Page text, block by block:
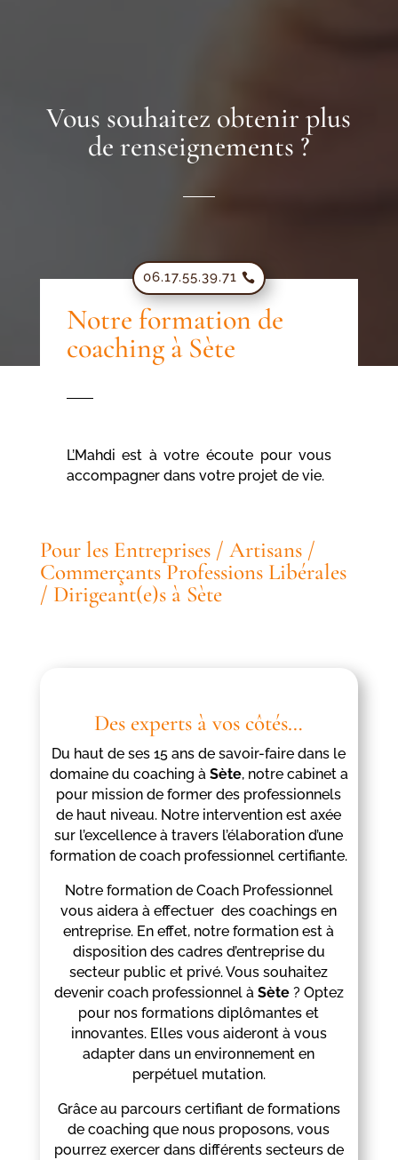
Vous souhaitez obtenir plus
de renseignements ?
06.17.55.39.71
Notre formation de
coaching à Sète
L’Mahdi est à votre écoute pour vous
accompagner dans votre projet de vie.
Pour les Entreprises / Artisans /
Commerçants Professions Libérales
/ Dirigeant(e)s à Sète
Des experts à vos côtés…
Du haut de ses 15 ans de savoir-faire dans le
domaine du coaching à Sète, notre cabinet a
pour mission de former des professionnels
de haut niveau. Notre intervention est axée
sur l’excellence à travers l’élaboration d’une
formation de coach professionnel certifiante.
Notre formation de Coach Professionnel
vous aidera à effectuer des coachings en
entreprise. En effet, notre formation est à
disposition des cadres d’entreprise du
secteur public et privé. Vous souhaitez
devenir coach professionnel à Sète? Optez
pour nos formations diplômantes et
innovantes. Elles vous aideront à vous
adapter dans un environnement en
perpétuel mutation.
Grâce au parcours certifiant de formations
de coaching que nous proposons, vous
pourrez exercer dans différents secteurs de